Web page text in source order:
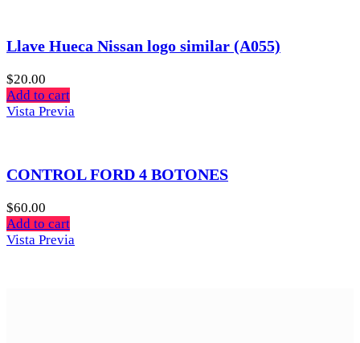
Llave Hueca Nissan logo similar (A055)
$20.00
Add to cart
Vista Previa
CONTROL FORD 4 BOTONES
$60.00
Add to cart
Vista Previa